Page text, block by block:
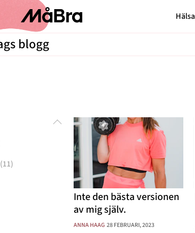
Hälsa
Mode & skönhet
Resor
Feelgood
Motherhood
blogg
(11)
Inte den bästa versionen
av mig själv.
ANNA HAAG 28 FEBRUARI, 2023